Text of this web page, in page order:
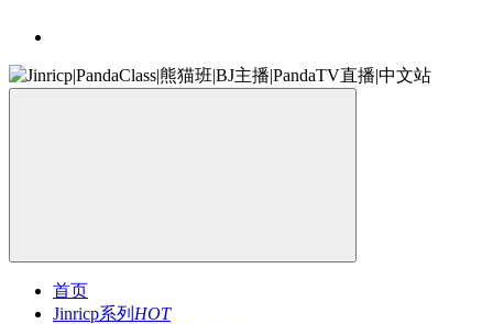
首页
Jinricp系列 HOT